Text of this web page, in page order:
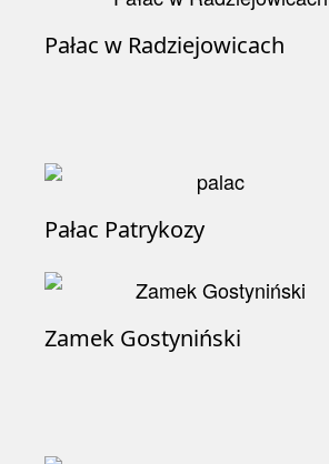
Pałac w Radziejowicach
Pałac Patrykozy
Zamek Gostyniński